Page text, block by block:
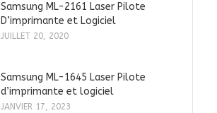
Samsung ML-2161 Laser Pilote
D’imprimante et Logiciel
JUILLET 20, 2020
Samsung ML-1645 Laser Pilote
d’imprimante et logiciel
JANVIER 17, 2023